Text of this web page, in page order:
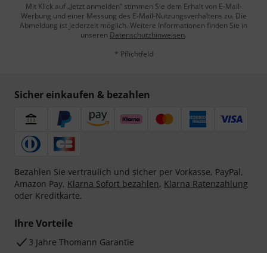
Mit Klick auf „Jetzt anmelden“ stimmen Sie dem Erhalt von E-Mail-
Werbung und einer Messung des E-Mail-Nutzungsverhaltens zu. Die
Abmeldung ist jederzeit möglich. Weitere Informationen finden Sie in
unseren Datenschutzhinweisen.
* Pflichtfeld
Sicher einkaufen & bezahlen
Bezahlen Sie vertraulich und sicher per Vorkasse, PayPal,
Amazon Pay, Klarna Sofort bezahlen, Klarna Ratenzahlung
oder Kreditkarte.
Ihre Vorteile
3 Jahre Thomann Garantie